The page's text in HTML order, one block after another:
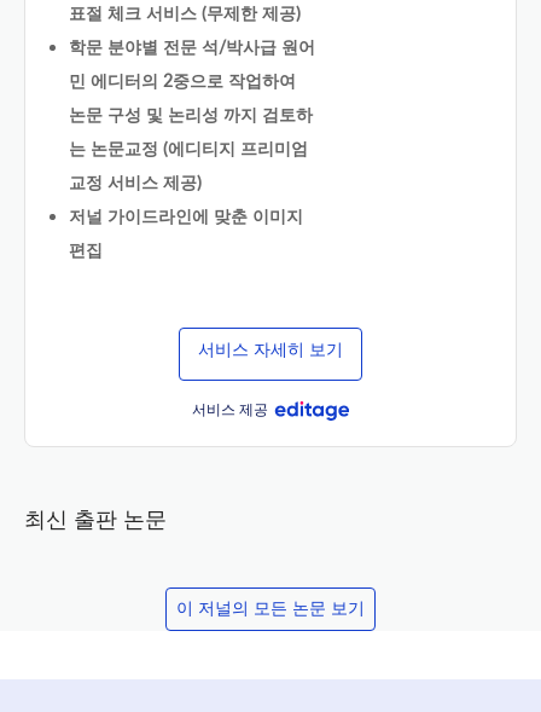
표절 체크 서비스 (무제한 제공)
학문 분야별 전문 석/박사급 원어
민 에디터의 2중으로 작업하여
논문 구성 및 논리성 까지 검토하
는 논문교정 (에디티지 프리미엄
교정 서비스 제공)
저널 가이드라인에 맞춘 이미지
편집
서비스 자세히 보기
서비스 제공
최신 출판 논문
이 저널의 모든 논문 보기